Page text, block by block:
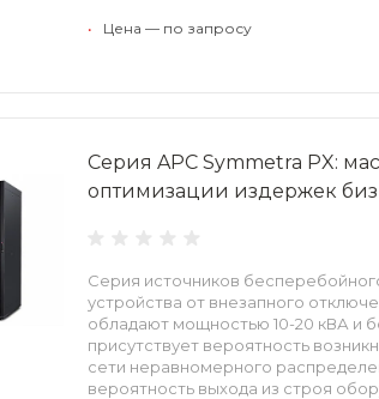
• Цена — по запросу
Серия APC Symmetra PX:
оптимизации издержек
Серия источников
устройства от внезапного
обладают мощностью 10-20 кВА и
присутствует вероятность
сети неравномерного
вероятность выхода из строя